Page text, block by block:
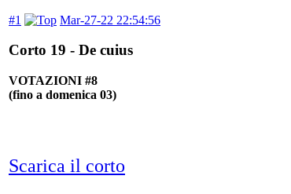
#1 Mar-27-22 22:54:56
Corto 19 - De cuius
VOTAZIONI #8
(fino a domenica 03)
Scarica il corto